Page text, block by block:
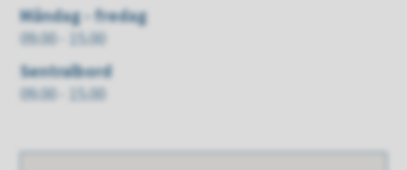
Måndag - fredag
09.00 - 15.00
Sentralbord
09.00 - 15.00